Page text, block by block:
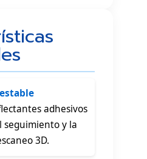
adhesivos
seguimiento y la
3D.